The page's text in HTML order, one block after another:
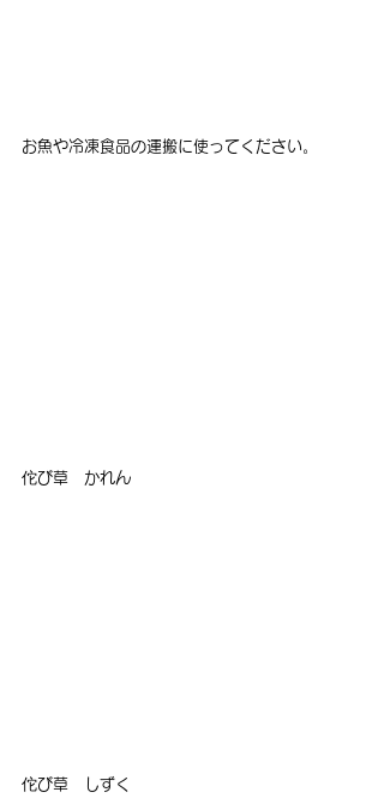
お魚や冷凍食品の運搬に使ってください。
佗び草　かれん
佗び草　しずく